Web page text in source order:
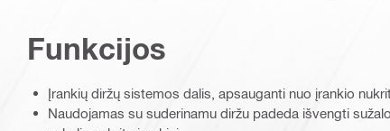
Funkcijos
Įrankių diržų sistemos dalis, apsauganti nuo įrankio
Naudojamas su suderinamu diržu padeda išvengti